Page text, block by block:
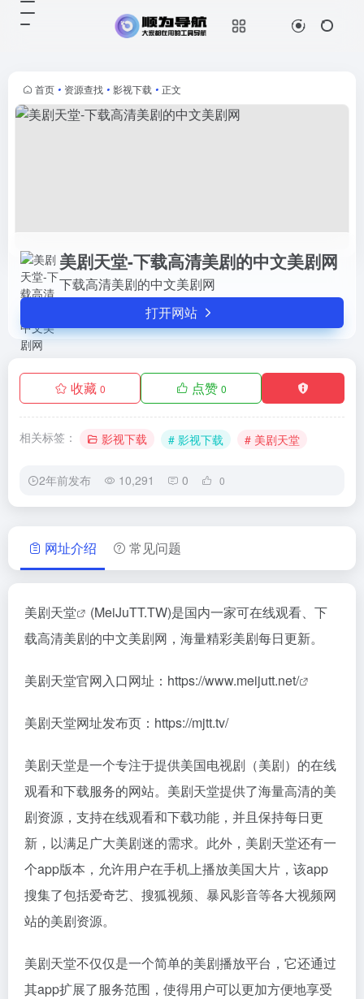
首页 • 资源查找 • 影视下载 • 正文
美剧天堂-下载高清美剧的中文美剧网
下载高清美剧的中文美剧网
打开网站
收藏 0 点赞 0
相关标签： 影视下载 # 影视下载 # 美剧天堂
2年前发布 10,291 0 0
网址介绍 常见问题
美剧天堂
(MeiJuTT.TW)是国内一家可在线观看、下
载高清美剧的中文美剧网，海量精彩美剧每日更新。
美剧天堂官网入口网址： https://www.meijutt.net/
美剧天堂网址发布页：https://mjtt.tv/
美剧天堂是一个专注于提供美国电视剧（美剧）的在线
观看和下载服务的网站。美剧天堂提供了海量高清的美
剧资源，支持在线观看和下载功能，并且保持每日更
新，以满足广大美剧迷的需求。此外，美剧天堂还有一
个app版本，允许用户在手机上播放美国大片，该app
搜集了包括爱奇艺、搜狐视频、暴风影音等各大视频网
站的美剧资源。
美剧天堂不仅仅是一个简单的美剧播放平台，它还通过
其app扩展了服务范围，使得用户可以更加方便地享受